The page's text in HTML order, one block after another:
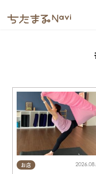
お店